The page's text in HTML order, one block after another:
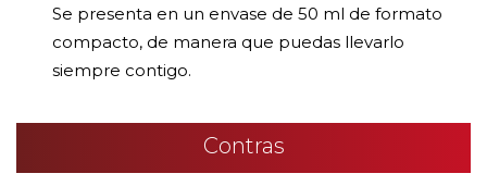
Se presenta en un envase de 50 ml de formato
compacto, de manera que puedas llevarlo
siempre contigo.
Contras